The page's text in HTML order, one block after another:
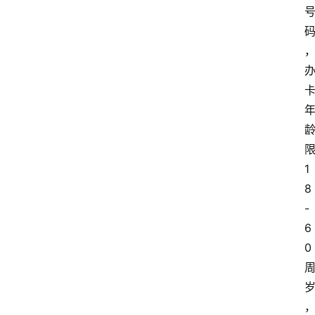
号
码
，
办
卡
年
龄
限
1
8
-
6
0
周
岁
，